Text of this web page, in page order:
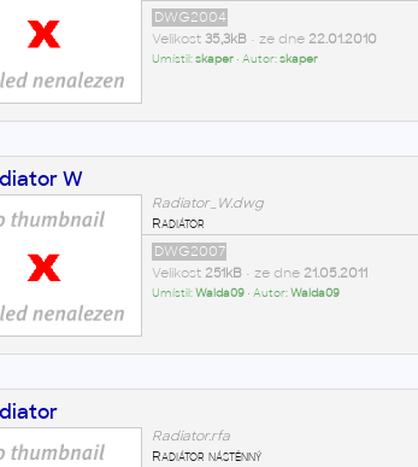
DWG2004
Velikost 35,3kB• ze dne 22.01.2010
Umístil:skaper• Autor:skaper
W
Radiator_W.dwg
Radiátor
DWG2007
Velikost 251kB• ze dne 21.05.2011
Umístil:Walda09• Autor:Walda09
Radiator.rfa
Radiátor nástěnný